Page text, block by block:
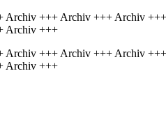
+++ Archiv +++ Archiv
Archiv +++
+++ Archiv +++ Archiv
Archiv +++